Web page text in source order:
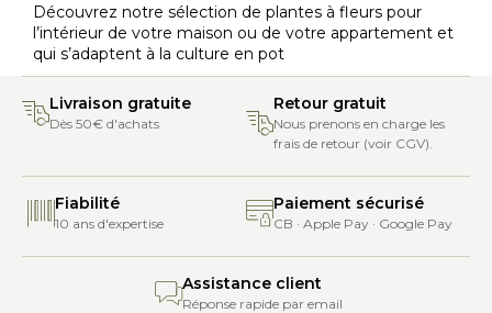
Découvrez notre sélection de plantes à fleurs pour
l’intérieur de votre maison ou de votre appartement et
qui s’adaptent à la culture en pot
Livraison gratuite
Dès 50€ d'achats
Retour gratuit
Nous prenons en charge les
frais de retour (voir CGV).
Fiabilité
10 ans d'expertise
Paiement sécurisé
CB · Apple Pay · Google Pay
Assistance client
Réponse rapide par email